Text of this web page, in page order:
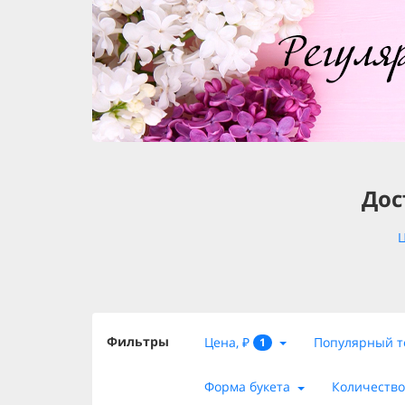
Фильтры Цена, ₽ 1 Популярный
Форма букета Количество